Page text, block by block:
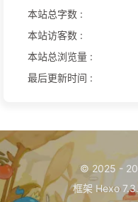
本站总字数 :
本站访客数 :
本站总浏览量 :
最后更新时间 :
© 2025 -
框架 Hexo